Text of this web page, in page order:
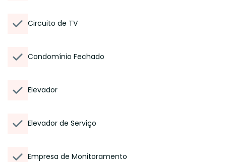
Circuito de TV
Condomínio Fechado
Elevador
Elevador de Serviço
Empresa de Monitoramento